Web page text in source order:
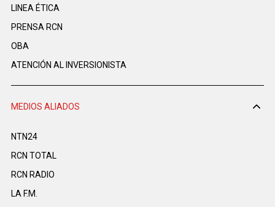
LINEA ÉTICA
PRENSA RCN
OBA
ATENCIÓN AL INVERSIONISTA
MEDIOS ALIADOS
NTN24
RCN TOTAL
RCN RADIO
LA F.M.